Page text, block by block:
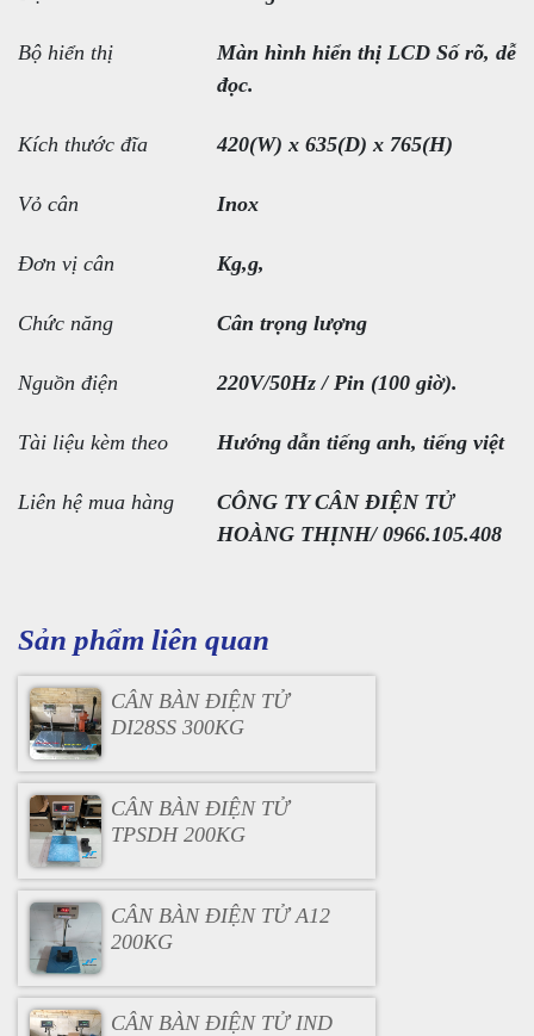
Bộ hiển thị
Màn hình hiển thị LCD Số rõ, dễ
đọc.
Kích thước đĩa 420(W) x 635(D) x 765(H)
Vỏ cân Inox
Đơn vị cân Kg,g,
Chức năng Cân trọng lượng
Nguồn điện 220V/50Hz / Pin (100 giờ).
Tài liệu kèm theo Hướng dẫn tiếng anh, tiếng việt
Liên hệ mua hàng
CÔNG TY CÂN ĐIỆN TỬ
HOÀNG THỊNH/ 0966.105.408
Sản phẩm liên quan
CÂN BÀN ĐIỆN TỬ
DI28SS 300KG
CÂN BÀN ĐIỆN TỬ
TPSDH 200KG
CÂN BÀN ĐIỆN TỬ A12
200KG
CÂN BÀN ĐIỆN TỬ IND